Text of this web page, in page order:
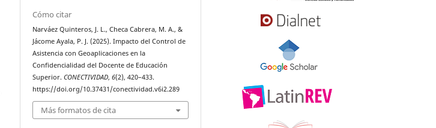
Cómo citar
Narváez Quinteros, J. L., Checa Cabrera, M. A., &
Jácome Ayala, P. J. (2025). Impacto del Control de
Asistencia con Geoaplicaciones en la
Confidencialidad del Docente de Educación
Superior.CONECTIVIDAD,6(2), 420–433.
https://doi.org/10.37431/conectividad.v6i2.289
Más formatos de cita